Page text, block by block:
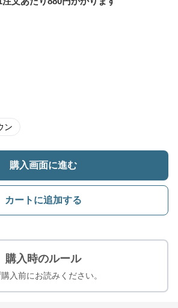
ン
購入画面に進む
カートに追加する
購入時のルール
入前にお読みください。